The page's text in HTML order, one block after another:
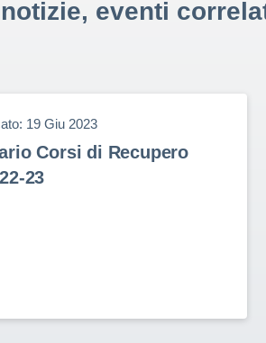
eventi
19 Giu 2023
Corsi di Recupero
23